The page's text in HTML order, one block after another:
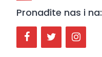
Pronađite nas i na: